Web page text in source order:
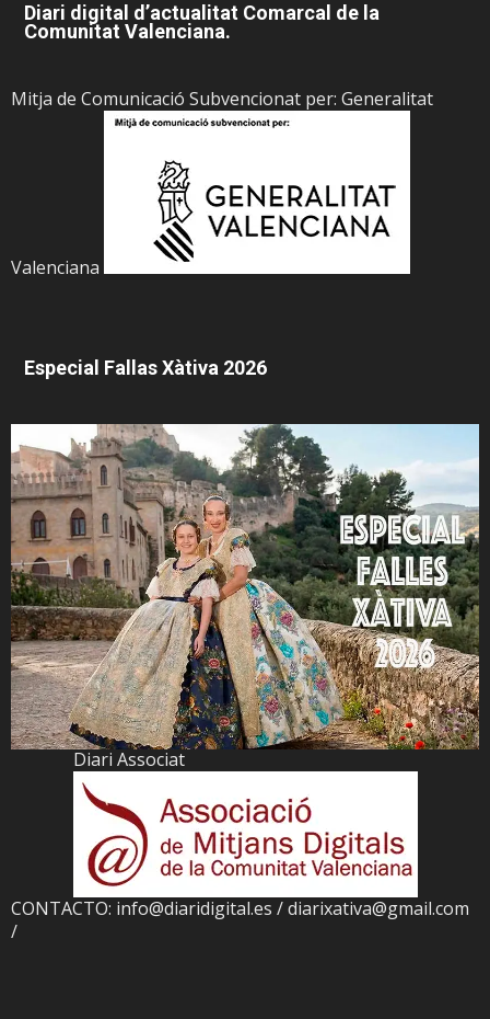
Diari digital d’actualitat Comarcal de la
Comunitat Valenciana.
Mitja de Comunicació Subvencionat per: Generalitat
Valenciana
Especial Fallas Xàtiva 2026
Diari Associat
CONTACTO: info@diaridigital.es / diarixativa@gmail.com
/